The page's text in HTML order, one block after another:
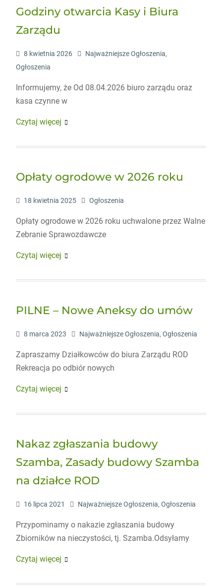
Godziny otwarcia Kasy i Biura
Zarządu
8 kwietnia 2026 Najważniejsze Ogłoszenia,
Ogłoszenia
Informujemy, że Od 08.04.2026 biuro zarządu oraz
kasa czynne w
Czytaj więcej
Opłaty ogrodowe w 2026 roku
18 kwietnia 2025 Ogłoszenia
Opłaty ogrodowe w 2026 roku uchwalone przez Walne
Zebranie Sprawozdawcze
Czytaj więcej
PILNE – Nowe Aneksy do umów
8 marca 2023 Najważniejsze Ogłoszenia, Ogłoszenia
Zapraszamy Działkowców do biura Zarządu ROD
Rekreacja po odbiór nowych
Czytaj więcej
Nakaz zgłaszania budowy
Szamba, Zasady budowy Szamba
na działce ROD
16 lipca 2021 Najważniejsze Ogłoszenia, Ogłoszenia
Przypominamy o nakazie zgłaszania budowy
Zbiorników na nieczystości, tj. Szamba.Odsyłamy
Czytaj więcej